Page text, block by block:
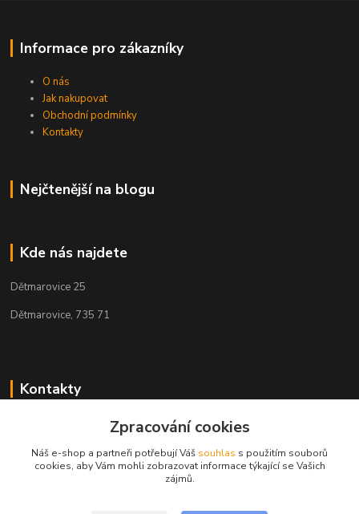
Informace pro zákazníky
O nás
Jak nakupovat
Obchodní podmínky
Kontakty
Nejčtenější na blogu
Kde nás najdete
Dětmarovice 25
Dětmarovice, 735 71
Kontakty
+420 731 444 327
obchod@volak.net
Zpracování cookies
Náš e-shop a partneři potřebují Váš souhlas s použitím souborů
cookies, aby Vám mohli zobrazovat informace týkající se Vašich
zájmů.